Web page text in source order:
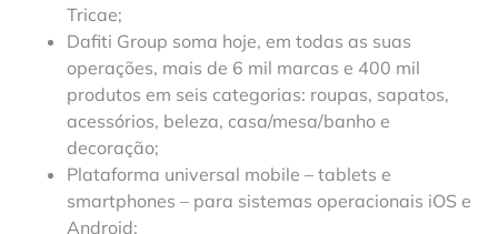
Tricae;
Dafiti Group soma hoje, em todas as suas
operações, mais de 6 mil marcas e 400 mil
produtos em seis categorias: roupas, sapatos,
acessórios, beleza, casa/mesa/banho e
decoração;
Plataforma universal mobile – tablets e
smartphones – para sistemas operacionais iOS e
Android;